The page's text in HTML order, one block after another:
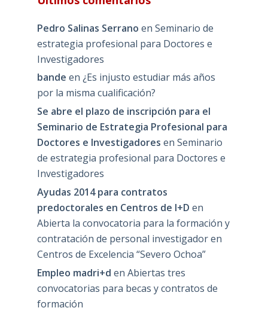
Pedro Salinas Serrano en Seminario de
estrategia profesional para Doctores e
Investigadores
bande en ¿Es injusto estudiar más años
por la misma cualificación?
Se abre el plazo de inscripción para el
Seminario de Estrategia Profesional para
Doctores e Investigadores en Seminario
de estrategia profesional para Doctores e
Investigadores
Ayudas 2014 para contratos
predoctorales en Centros de I+D en
Abierta la convocatoria para la formación y
contratación de personal investigador en
Centros de Excelencia “Severo Ochoa”
Empleo madri+d en Abiertas tres
convocatorias para becas y contratos de
formación